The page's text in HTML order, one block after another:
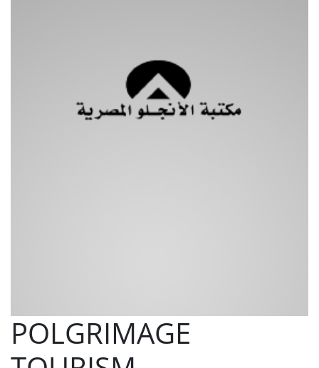
POLGRIMAGE